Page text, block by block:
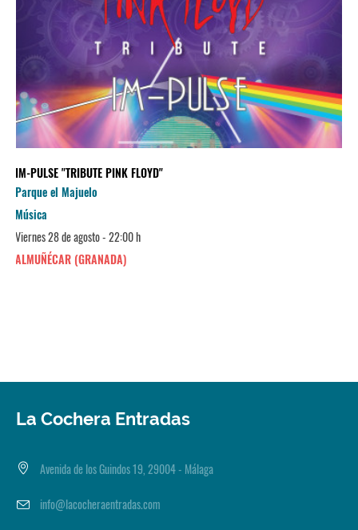
IM-PULSE "TRIBUTE PINK FLOYD"
Parque el Majuelo
Música
Viernes 28 de agosto - 22:00 h
ALMUÑÉCAR (GRANADA)
La Cochera Entradas
Avenida de los Guindos 19, 29004 - Málaga
info@lacocheraentradas.com